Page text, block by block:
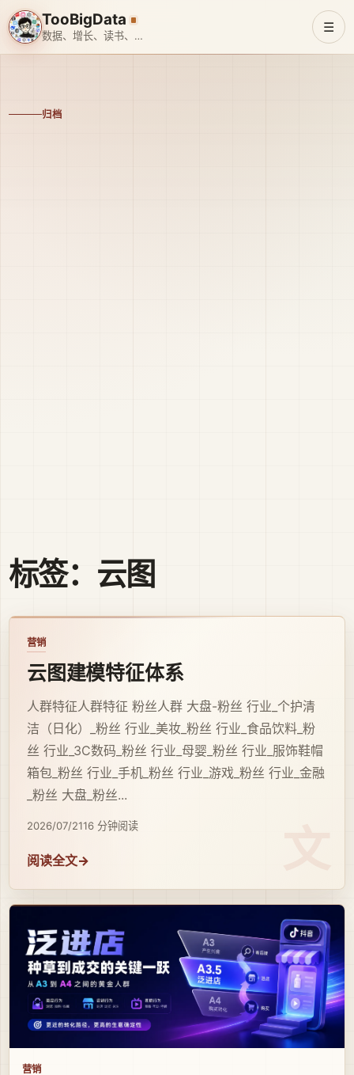
TooBigData
数据、增长、读书、旅行、带娃、搞 AI
☰
归档
标签：云图
营销
云图建模特征体系
人群特征人群特征 粉丝人群 大盘-粉丝 行业_个护清
洁（日化）_粉丝 行业_美妆_粉丝 行业_食品饮料_粉
丝 行业_3C数码_粉丝 行业_母婴_粉丝 行业_服饰鞋帽
箱包_粉丝 行业_手机_粉丝 行业_游戏_粉丝 行业_金融
_粉丝 大盘_粉丝...
2026/07/2116 分钟阅读
阅读全文
营销